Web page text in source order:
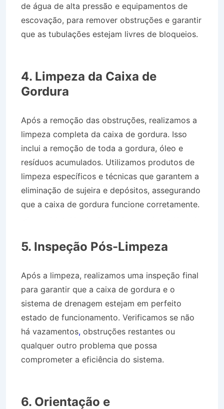
de água de alta pressão e equipamentos de
escovação, para remover obstruções e garantir
que as tubulações estejam livres de bloqueios.
4. Limpeza da Caixa de
Gordura
Após a remoção das obstruções, realizamos a
limpeza completa da caixa de gordura. Isso
inclui a remoção de toda a gordura, óleo e
resíduos acumulados. Utilizamos produtos de
limpeza específicos e técnicas que garantem a
eliminação de sujeira e depósitos, assegurando
que a caixa de gordura funcione corretamente.
5. Inspeção Pós-Limpeza
Após a limpeza, realizamos uma inspeção final
para garantir que a caixa de gordura e o
sistema de drenagem estejam em perfeito
estado de funcionamento. Verificamos se não
há vazamentos, obstruções restantes ou
qualquer outro problema que possa
comprometer a eficiência do sistema.
6. Orientação e